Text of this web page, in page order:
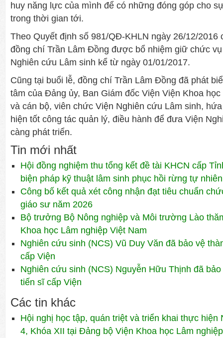
huy năng lực của mình để có những đóng góp cho
trong thời gian tới.
Theo Quyết định số 981/QĐ-KHLN ngày 26/12/2016
đồng chí Trần Lâm Đồng được bổ nhiệm giữ chức
Nghiên cứu Lâm sinh kể từ ngày 01/01/2017.
Cũng tại buổi lễ, đồng chí Trần Lâm Đồng đã phát
tâm của Đảng ủy, Ban Giám đốc Viện Viện Khoa
và cán bộ, viên chức Viện Nghiên cứu Lâm sinh,
hiện tốt công tác quản lý, điều hành để đưa Viện
càng phát triển.
Tin mới nhất
Hội đồng nghiệm thu tổng kết đề tài KHCN cấp
biện pháp kỹ thuật lâm sinh phục hồi rừng tự
Công bố kết quả xét công nhận đạt tiêu chuẩn
giáo sư năm 2026
Bộ trưởng Bộ Nông nghiệp và Môi trường Lào
Khoa học Lâm nghiệp Việt Nam
Nghiên cứu sinh (NCS) Vũ Duy Văn đã bảo vệ
cấp Viện
Nghiên cứu sinh (NCS) Nguyễn Hữu Thịnh đã
tiến sĩ cấp Viện
Các tin khác
Hội nghị học tập, quán triệt và triển khai thực hiện
4, Khóa XII tại Đảng bộ Viện Khoa học Lâm